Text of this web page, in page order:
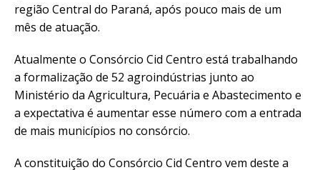
região Central do Paraná, após pouco mais de um
mês de atuação.
Atualmente o Consórcio Cid Centro está trabalhando
a formalização de 52 agroindústrias junto ao
Ministério da Agricultura, Pecuária e Abastecimento e
a expectativa é aumentar esse número com a entrada
de mais municípios no consórcio.
A constituição do Consórcio Cid Centro vem deste a